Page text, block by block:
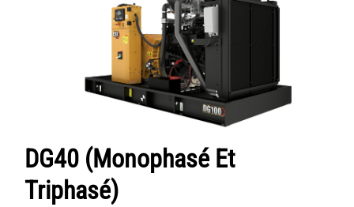
DG40 (monophasé Et
Triphasé)